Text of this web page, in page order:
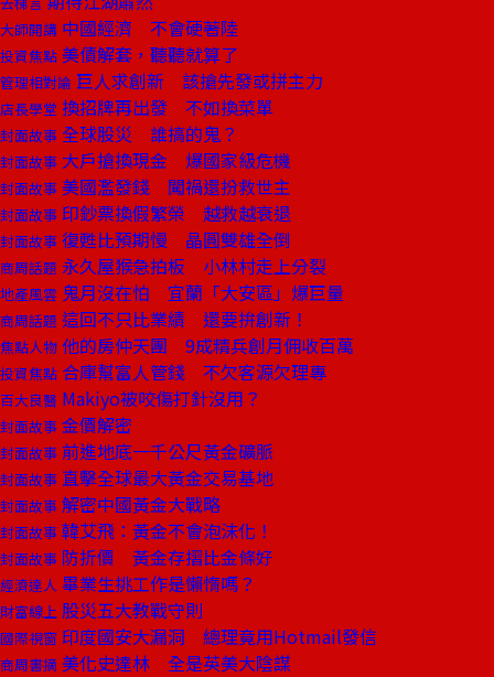
大師開講 中國經濟 不會硬著陸
投資焦點 美債解套，聽聽就算了
管理相對論 巨人求創新 該搶先發或拼主力
店長學堂 換招牌再出發 不如換菜單
封面故事 全球股災 誰搞的鬼？
封面故事 大戶搶換現金 爆國家級危機
封面故事 美國濫發錢 闖禍還扮救世主
封面故事 印鈔票換假繁榮 越救越衰退
封面故事 復甦比預期慢 晶圓雙雄全倒
商周話題 永久屋猴急拍板 小林村走上分裂
地產風雲 鬼月沒在怕 宜蘭「大安區」爆巨量
商周話題 這回不只比業績 還要拚創新！
焦點人物 他的房仲天團 9成精兵創月佣收百萬
投資焦點 合庫幫富人管錢 不欠客源欠理專
百大良醫 Makiyo被咬傷打針沒用？
封面故事 金價解密
封面故事 前進地底一千公尺黃金礦脈
封面故事 直擊全球最大黃金交易基地
封面故事 解密中國黃金大戰略
封面故事 韓艾飛：黃金不會泡沫化！
封面故事 防折價 黃金存摺比金條好
經濟達人 畢業生挑工作是懶惰嗎？
財富線上 股災五大教戰守則
國際視窗 印度國安大漏洞 總理竟用Hotmail發信
商周書摘 美化史達林 全是英美大陰謀